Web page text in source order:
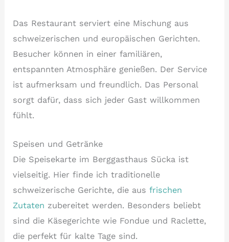
Das Restaurant serviert eine Mischung aus
schweizerischen und europäischen Gerichten.
Besucher können in einer familiären,
entspannten Atmosphäre genießen. Der Service
ist aufmerksam und freundlich. Das Personal
sorgt dafür, dass sich jeder Gast willkommen
fühlt.
Speisen und Getränke
Die Speisekarte im Berggasthaus Sücka ist
vielseitig. Hier finde ich traditionelle
schweizerische Gerichte, die ausfrischen
Zutaten zubereitet werden. Besonders beliebt
sind die Käsegerichte wie Fondue und Raclette,
die perfekt für kalte Tage sind.